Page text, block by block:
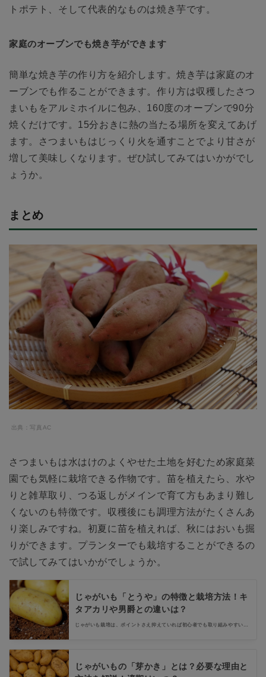
トポテト、そして代表的なものは焼き芋です。
家庭のオーブンでも焼き芋ができます
簡単な焼き芋の作り方を紹介します。焼き芋は家庭のオ
ーブンでも作ることができます。作り方は収穫したさつ
まいもをアルミホイルに包み、160度のオーブンで90分
焼くだけです。15分おきに熱の当たる場所を変えてあげ
ます。さつまいもはじっくり火を通すことでより甘さが
増して美味しくなります。ぜひ試してみてはいかがでし
ょうか。
まとめ
出典：写真AC
さつまいもは水はけのよくやせた土地を好むため家庭菜
園でも気軽に栽培できる作物です。苗を植えたら、水や
りと雑草取り、つる返しがメインで育て方もあまり難し
くないのも特徴です。収穫後にも調理方法がたくさんあ
り楽しみですね。初夏に苗を植えれば、秋にはおいも掘
りができます。プランターでも栽培することができるの
で試してみてはいかがでしょうか。
じゃがいも「とうや」の特徴と栽培方法！キ
タアカリや男爵との違いは？
じゃがいも栽培は、ポイントさえ抑えていれば初心者でも取り組みやすい野
じゃがいもの「芽かき」とは？必要な理由と